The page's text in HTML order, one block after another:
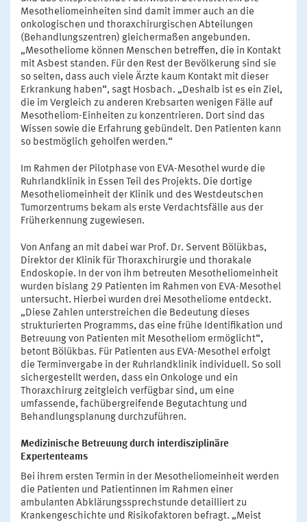
Mesotheliomeinheiten sind damit immer auch an die
onkologischen und thoraxchirurgischen Abteilungen
(Behandlungszentren) gleichermaßen angebunden.
„Mesotheliome können Menschen betreffen, die in Kontakt
mit Asbest standen. Für den Rest der Bevölkerung sind sie
so selten, dass auch viele Ärzte kaum Kontakt mit dieser
Erkrankung haben“, sagt Hosbach. „Deshalb ist es ein Ziel,
die im Vergleich zu anderen Krebsarten wenigen Fälle auf
Mesotheliom-Einheiten zu konzentrieren. Dort sind das
Wissen sowie die Erfahrung gebündelt. Den Patienten kann
so bestmöglich geholfen werden.“
Im Rahmen der Pilotphase von EVA-Mesothel wurde die
Ruhrlandklinik in Essen Teil des Projekts. Die dortige
Mesotheliomeinheit der Klinik und des Westdeutschen
Tumorzentrums bekam als erste Verdachtsfälle aus der
Früherkennung zugewiesen.
Von Anfang an mit dabei war Prof. Dr. Servent Bölükbas,
Direktor der Klinik für Thoraxchirurgie und thorakale
Endoskopie. In der von ihm betreuten Mesotheliomeinheit
wurden bislang 29 Patienten im Rahmen von EVA-Mesothel
untersucht. Hierbei wurden drei Mesotheliome entdeckt.
„Diese Zahlen unterstreichen die Bedeutung dieses
strukturierten Programms, das eine frühe Identifikation und
Betreuung von Patienten mit Mesotheliom ermöglicht“,
betont Bölükbas. Für Patienten aus EVA-Mesothel erfolgt
die Terminvergabe in der Ruhrlandklinik individuell. So soll
sichergestellt werden, dass ein Onkologe und ein
Thoraxchirurg zeitgleich verfügbar sind, um eine
umfassende, fachübergreifende Begutachtung und
Behandlungsplanung durchzuführen.
Medizinische Betreuung durch interdisziplinäre
Expertenteams
Bei ihrem ersten Termin in der Mesotheliomeinheit werden
die Patienten und Patientinnen im Rahmen einer
ambulanten Abklärungssprechstunde detailliert zu
Krankengeschichte und Risikofaktoren befragt. „Meist